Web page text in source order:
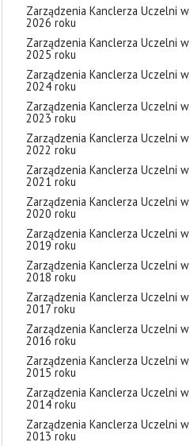
Zarządzenia Kanclerza Uczelni w
2026 roku
Zarządzenia Kanclerza Uczelni w
2025 roku
Zarządzenia Kanclerza Uczelni w
2024 roku
Zarządzenia Kanclerza Uczelni w
2023 roku
Zarządzenia Kanclerza Uczelni w
2022 roku
Zarządzenia Kanclerza Uczelni w
2021 roku
Zarządzenia Kanclerza Uczelni w
2020 roku
Zarządzenia Kanclerza Uczelni w
2019 roku
Zarządzenia Kanclerza Uczelni w
2018 roku
Zarządzenia Kanclerza Uczelni w
2017 roku
Zarządzenia Kanclerza Uczelni w
2016 roku
Zarządzenia Kanclerza Uczelni w
2015 roku
Zarządzenia Kanclerza Uczelni w
2014 roku
Zarządzenia Kanclerza Uczelni w
2013 roku